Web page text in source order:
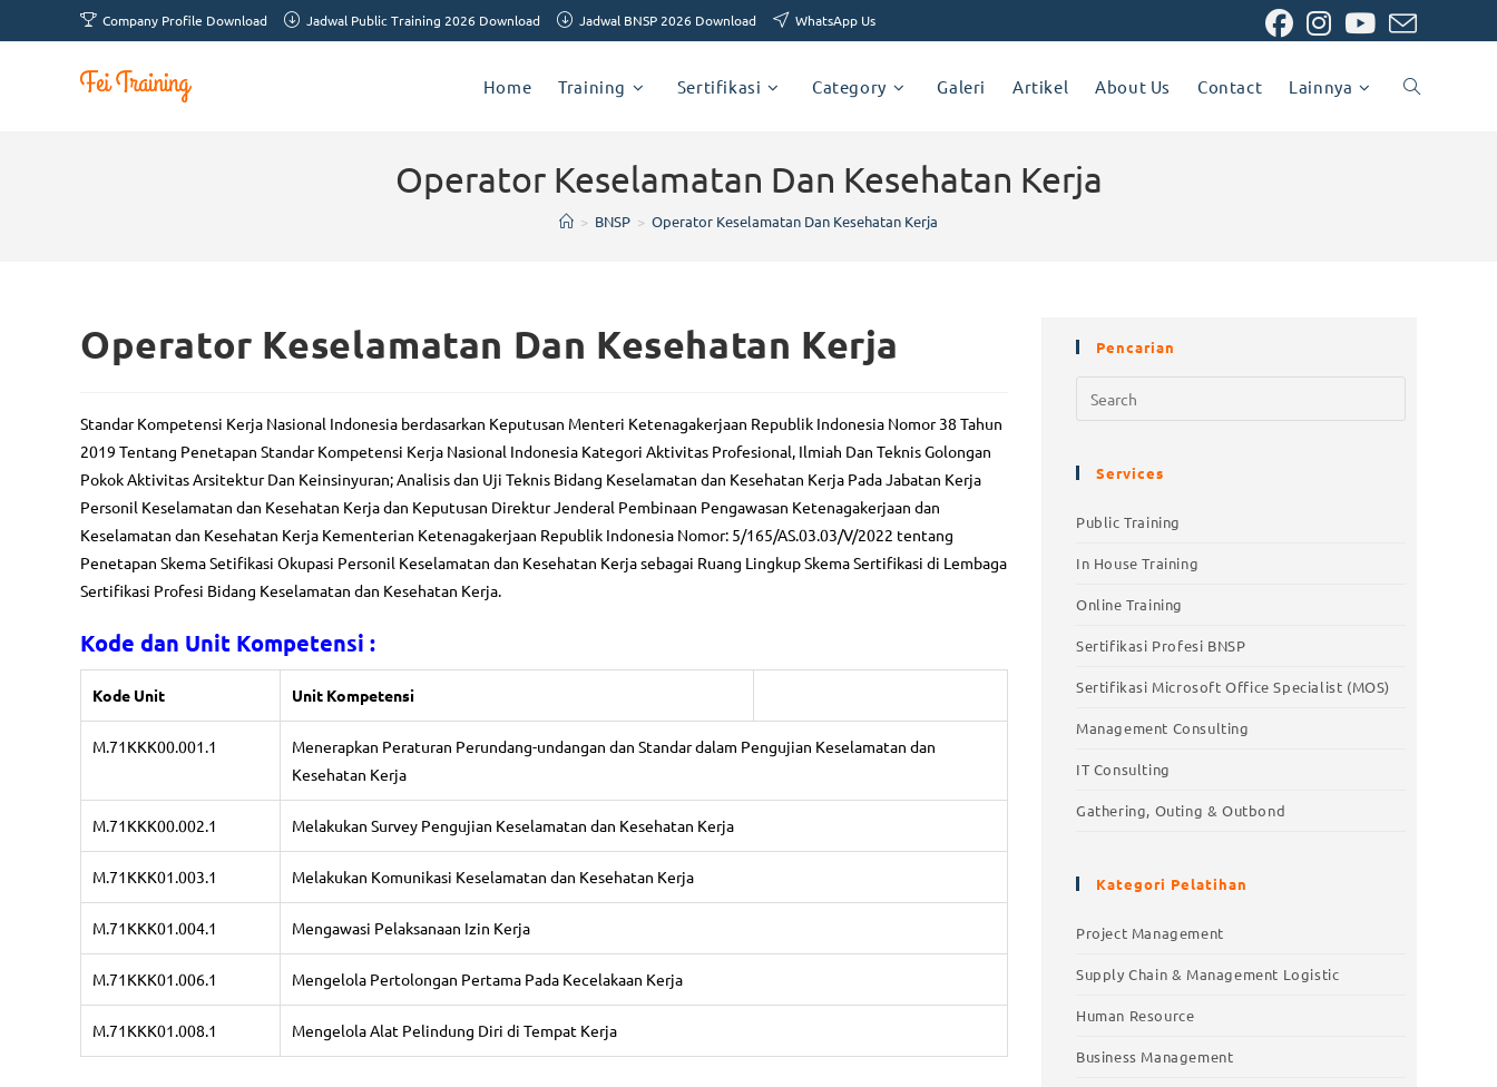
Company Profile Download Jadwal Public Training 2026 Download Jadwal BNSP 2026 Download WhatsApp Us
Home Training Sertifikasi Category Galeri Artikel About Us Contact Lainnya
Operator Keselamatan Dan Kesehatan Kerja
> BNSP > Operator Keselamatan Dan Kesehatan Kerja
Operator Keselamatan Dan Kesehatan Kerja
Standar Kompetensi Kerja Nasional Indonesia berdasarkan Keputusan Menteri Ketenagakerjaan Republik Indonesia Nomor 38 Tahun
2019 Tentang Penetapan Standar Kompetensi Kerja Nasional Indonesia Kategori Aktivitas Profesional, Ilmiah Dan Teknis Golongan
Pokok Aktivitas Arsitektur Dan Keinsinyuran; Analisis dan Uji Teknis Bidang Keselamatan dan Kesehatan Kerja Pada Jabatan Kerja
Personil Keselamatan dan Kesehatan Kerja dan Keputusan Direktur Jenderal Pembinaan Pengawasan Ketenagakerjaan dan
Keselamatan dan Kesehatan Kerja Kementerian Ketenagakerjaan Republik Indonesia Nomor: 5/165/AS.03.03/V/2022 tentang
Penetapan Skema Setifikasi Okupasi Personil Keselamatan dan Kesehatan Kerja sebagai Ruang Lingkup Skema Sertifikasi di Lembaga
Sertifikasi Profesi Bidang Keselamatan dan Kesehatan Kerja.
Kode dan Unit Kompetensi :
Kode Unit Unit Kompetensi
M.71KKK00.001.1
Menerapkan Peraturan Perundang-undangan dan Standar dalam Pengujian Keselamatan dan
Kesehatan Kerja
M.71KKK00.002.1 Melakukan Survey Pengujian Keselamatan dan Kesehatan Kerja
M.71KKK01.003.1 Melakukan Komunikasi Keselamatan dan Kesehatan Kerja
M.71KKK01.004.1 Mengawasi Pelaksanaan Izin Kerja
M.71KKK01.006.1 Mengelola Pertolongan Pertama Pada Kecelakaan Kerja
M.71KKK01.008.1 Mengelola Alat Pelindung Diri di Tempat Kerja
Pencarian
Services
Public Training
In House Training
Online Training
Sertifikasi Profesi BNSP
Sertifikasi Microsoft Office Specialist (MOS)
Management Consulting
IT Consulting
Gathering, Outing & Outbond
Kategori Pelatihan
Project Management
Supply Chain & Management Logistic
Human Resource
Business Management